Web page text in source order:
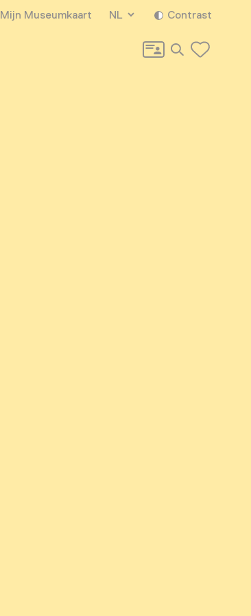
Mijn Museumkaart NL Contrast
Zoeken